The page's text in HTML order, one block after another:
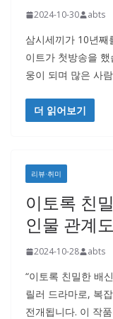
2024-10-30 abts
삼시세끼가 10년째
이트가 첫방송을
웅이 되며 많은 사
더 읽어보기
리뷰·취미
이토록 친
인물 관계도
2024-10-28 abts
“이토록 친밀한 배
릴러 드라마로, 복
전개됩니다. 이 작